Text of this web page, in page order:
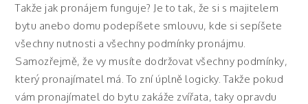
Takže jak pronájem funguje? Je to tak, že si s majitelem
bytu anebo domu podepíšete smlouvu, kde si sepíšete
všechny nutnosti a všechny podmínky pronájmu.
Samozřejmě, že vy musíte dodržovat všechny podmínky,
který pronajímatel má. To zní úplně logicky. Takže pokud
vám pronajímatel do bytu zakáže zvířata, taky opravdu